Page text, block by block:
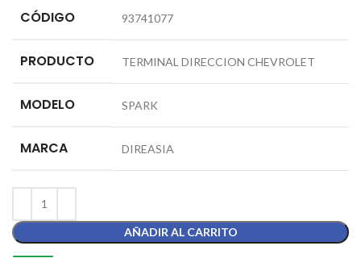
CÓDIGO 93741077
PRODUCTO TERMINAL DIRECCION CHEVROLET
MODELO SPARK
MARCA DIREASIA
AÑADIR AL CARRITO